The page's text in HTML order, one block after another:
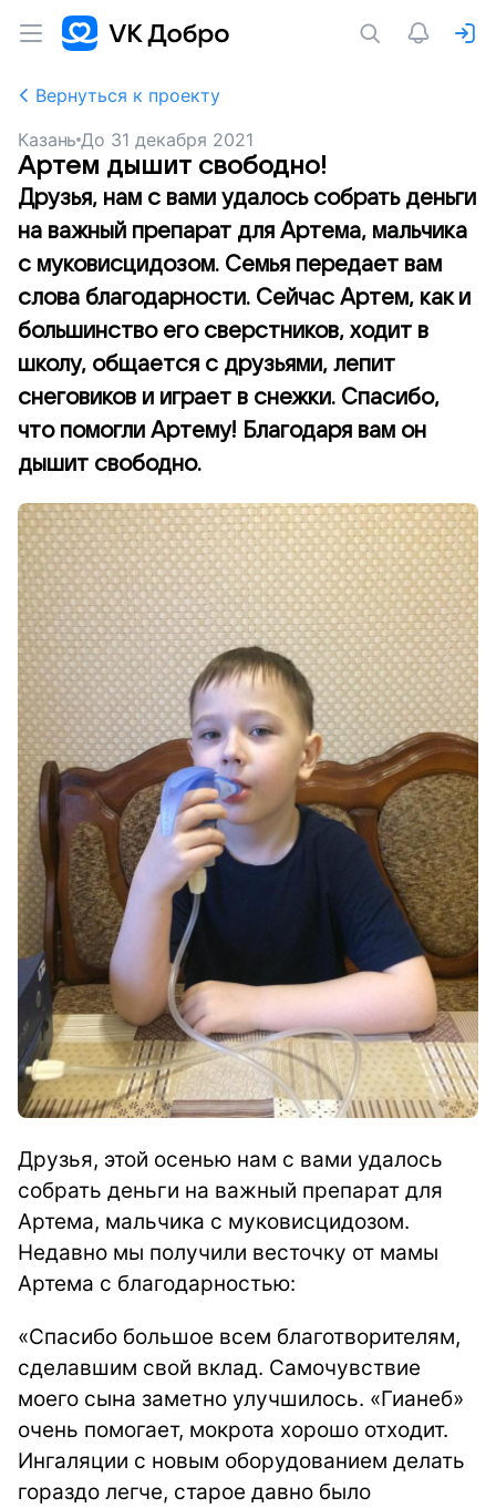
Вернуться к проекту
Казань До 31 декабря 2021
Артем дышит свободно!
Друзья, нам с вами удалось собрать деньги
на важный препарат для Артема, мальчика
с муковисцидозом. Семья передает вам
слова благодарности. Сейчас Артем, как и
большинство его сверстников, ходит в
школу, общается с друзьями, лепит
снеговиков и играет в снежки. Спасибо,
что помогли Артему! Благодаря вам он
дышит свободно.
Друзья, этой осенью нам с вами удалось
собрать деньги на важный препарат для
Артема, мальчика с муковисцидозом.
Недавно мы получили весточку от мамы
Артема с благодарностью:
«Спасибо большое всем благотворителям,
сделавшим свой вклад. Самочувствие
моего сына заметно улучшилось. «Гианеб»
очень помогает, мокрота хорошо отходит.
Ингаляции с новым оборудованием делать
гораздо легче, старое давно было